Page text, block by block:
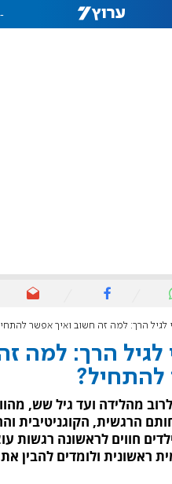
-
לגיל הרך: למה זה חשוב ואיך אפשר
לגיל הרך: למה
להתחיל?
מהלידה ועד גיל שש,
הרגשית, הקוגניטיבית
חווים לראשונה רגשות
ראשונית ולומדים להבין